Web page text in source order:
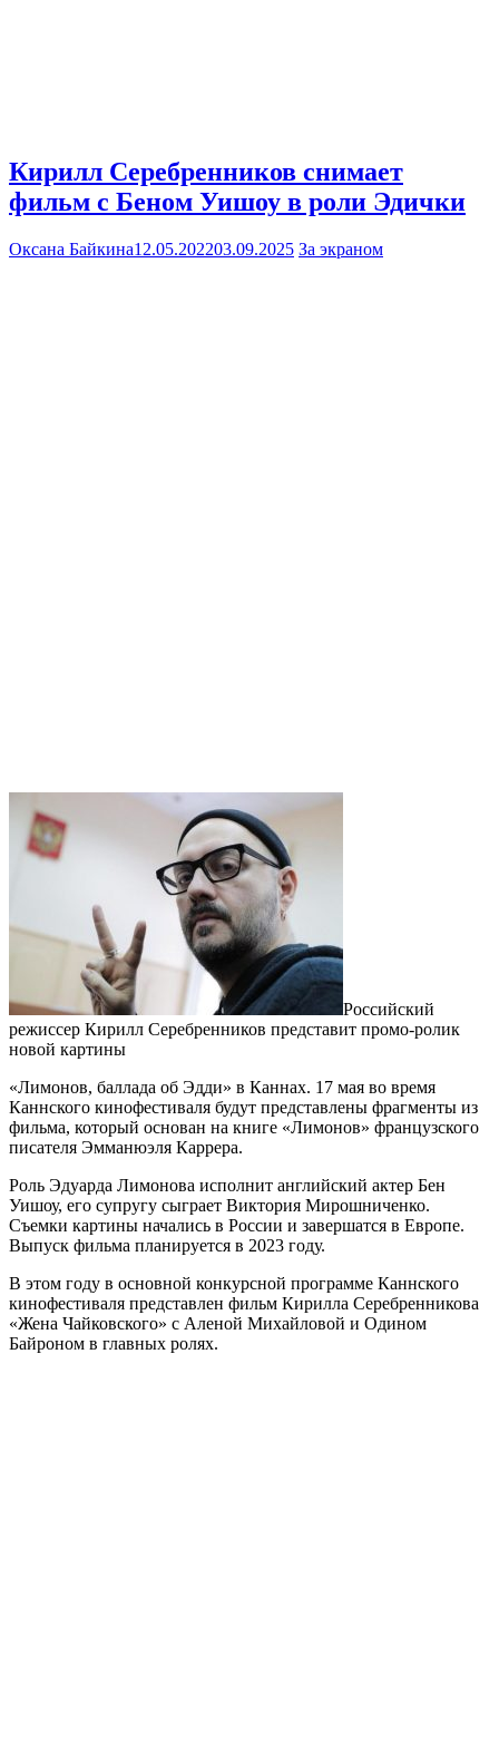
Кирилл Серебренников снимает
фильм с Беном Уишоу в роли Эдички
Оксана Байкина12.05.202203.09.2025 За экраном
Российский
режиссер Кирилл Серебренников представит промо-ролик
новой картины
«Лимонов, баллада об Эдди» в Каннах. 17 мая во время
Каннского кинофестиваля будут представлены фрагменты из
фильма, который основан на книге «Лимонов» французского
писателя Эмманюэля Каррера.
Роль Эдуарда Лимонова исполнит английский актер Бен
Уишоу, его супругу сыграет Виктория Мирошниченко.
Съемки картины начались в России и завершатся в Европе.
Выпуск фильма планируется в 2023 году.
В этом году в основной конкурсной программе Каннского
кинофестиваля представлен фильм Кирилла Серебренникова
«Жена Чайковского» с Аленой Михайловой и Одином
Байроном в главных ролях.